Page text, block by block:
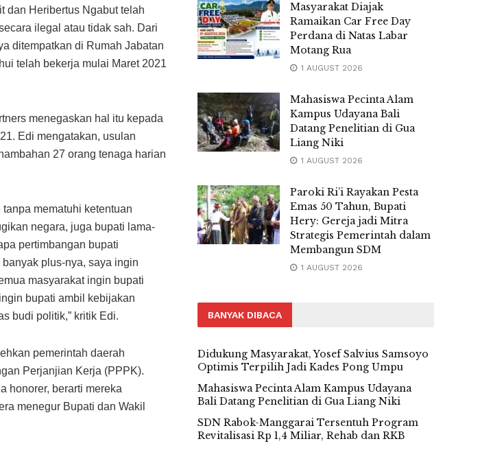
dan Heribertus Ngabut telah
ilegal atau tidak sah. Dari
ditempatkan di Rumah Jabatan
telah bekerja mulai Maret 2021
menegaskan hal itu kepada
Edi mengatakan, usulan
27 orang tenaga harian
mematuhi ketentuan
negara, juga bupati lama-
pertimbangan bupati
plus-nya, saya ingin
masyarakat ingin bupati
bupati ambil kebijakan
budi politik,” kritik Edi.
pemerintah daerah
Perjanjian Kerja (PPPK).
honorer, berarti mereka
menegur Bupati dan Wakil
Masyarakat Diajak
Ramaikan Car Free Day
Perdana di Natas Labar
Motang Rua
1 AUGUST 2026
Mahasiswa Pecinta Alam
Kampus Udayana Bali
Datang Penelitian di Gua
Liang Niki
1 AUGUST 2026
Paroki Ri’i Rayakan Pesta
Emas 50 Tahun, Bupati
Hery: Gereja jadi Mitra
Strategis Pemerintah dalam
Membangun SDM
1 AUGUST 2026
BANYAK DIBACA
Didukung Masyarakat, Yosef Salvius Samsoyo
Optimis Terpilih Jadi Kades Pong Umpu
Mahasiswa Pecinta Alam Kampus Udayana
Bali Datang Penelitian di Gua Liang Niki
SDN Rabok-Manggarai Tersentuh Program
Revitalisasi Rp 1,4 Miliar, Rehab dan RKB